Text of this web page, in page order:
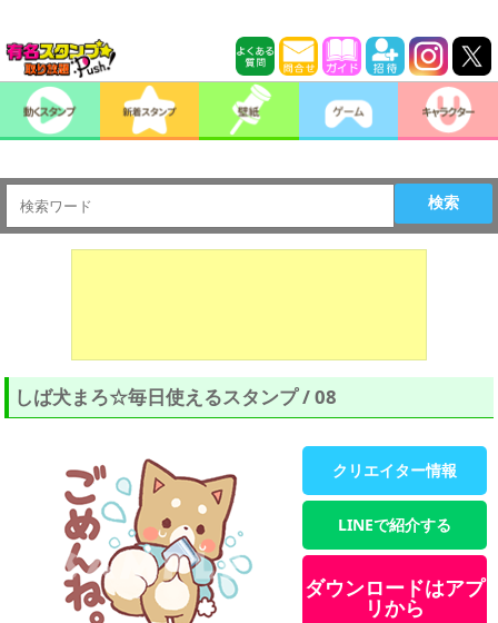
検索
しば犬まろ☆毎日使えるスタンプ / 08
クリエイター情報
LINEで紹介する
ダウンロードはアプ
リから